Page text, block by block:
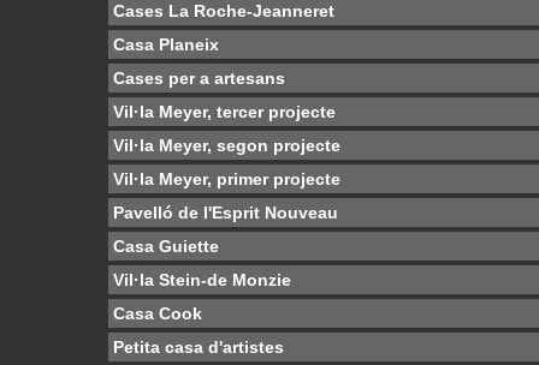
Cases La Roche-Jeanneret
Casa Planeix
Cases per a artesans
Vil·la Meyer, tercer projecte
Vil·la Meyer, segon projecte
Vil·la Meyer, primer projecte
Pavelló de l'Esprit Nouveau
Casa Guiette
Vil·la Stein-de Monzie
Casa Cook
Petita casa d'artistes